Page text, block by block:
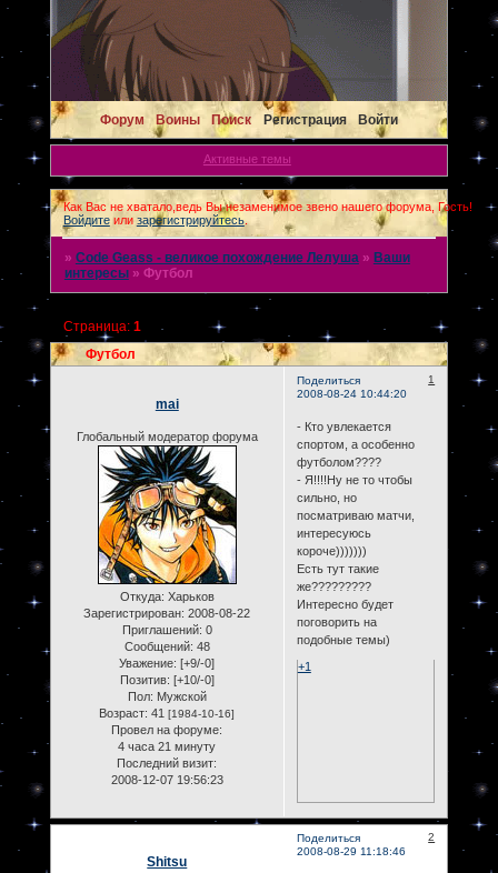
Форум Воины Поиск Регистрация Войти
Активные темы
Как Вас не хватало,ведь Вы незаменимое звено нашего форума, Гость!
Войдитеили зарегистрируйтесь.
» Code Geass - великое похождение Лелуша » Ваши
интересы » Футбол
Футбол
Страница: 1
Поделиться
1
2008-08-24 10:44:20
mai
Глобальный модератор форума
Откуда: Харьков
Зарегистрирован: 2008-08-22
Приглашений: 0
Сообщений: 48
Уважение: [+9/-0]
Позитив: [+10/-0]
Пол: Мужской
Возраст: 41[1984-10-16]
Провел на форуме:
4 часа 21 минуту
Последний визит:
2008-12-07 19:56:23
- Кто увлекается
спортом, а особенно
футболом????
- Я!!!!Ну не то чтобы
сильно, но
посматриваю матчи,
интересуюсь
короче)))))))
Есть тут такие
же?????????
Интересно будет
поговорить на
подобные темы)
+1
Поделиться
2
2008-08-29 11:18:46
Shitsu